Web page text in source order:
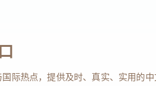
际热点，提供及时、真实、实用的